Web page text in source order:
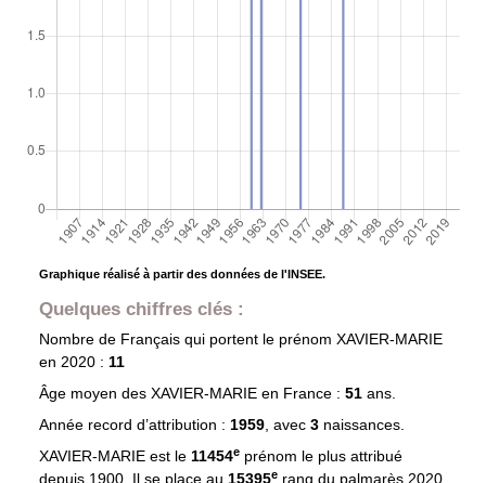
Graphique réalisé à partir des données de l'INSEE.
Quelques chiffres clés :
Nombre de Français qui portent le prénom XAVIER-MARIE
en 2020 : 11
Âge moyen des XAVIER-MARIEen France : 51 ans.
Année record d’attribution : 1959, avec 3 naissances.
XAVIER-MARIE est le 11454eprénom le plus attribué
depuis 1900. Il se place au 15395e rang du palmarès 2020.